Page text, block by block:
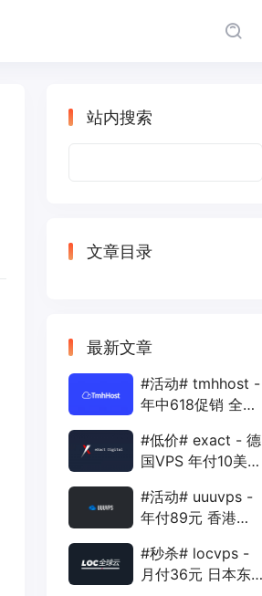
站内搜索
文章目录
最新文章
#活动# tmhhost -
年中618促销 全场
年付VPS
#低价# exact - 德
国VPS 年付10美元
1Gbps
#活动# uuuvps -
年付89元 香港
400G 30M
#秒杀# locvps -
月付36元 日本东